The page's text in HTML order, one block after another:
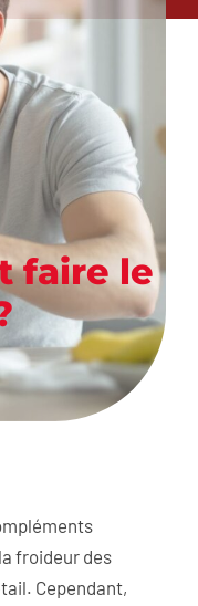
faire le
froideur des
Cependant,